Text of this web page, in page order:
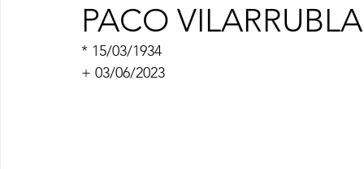
PACO
* 15/03/1934
+ 03/06/2023